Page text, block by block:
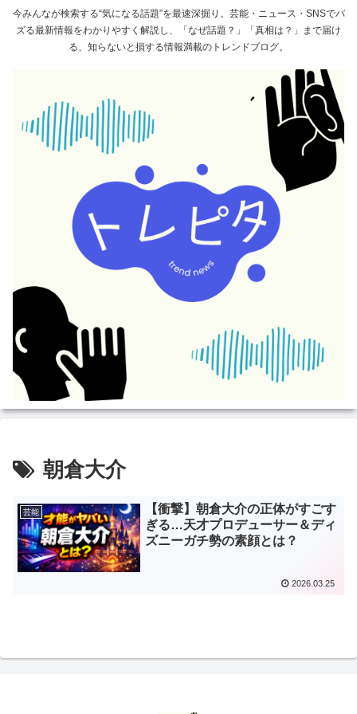
今みんなが検索する“気になる話題”を最速深掘り。芸能・ニュース・SNSでバ
ズる最新情報をわかりやすく解説し、「なぜ話題？」「真相は？」まで届け
る、知らないと損する情報満載のトレンドブログ。
朝倉大介
芸能
【衝撃】朝倉大介の正体がすごす
ぎる…天才プロデューサー＆ディ
ズニーガチ勢の素顔とは？
2026.03.25